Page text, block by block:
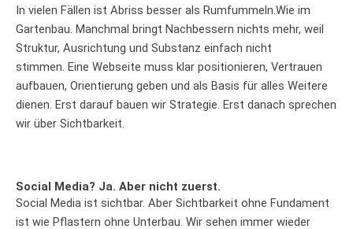
In vielen Fällen ist Abriss besser als Rumfummeln.Wie im
Gartenbau. Manchmal bringt Nachbessern nichts mehr, weil
Struktur, Ausrichtung und Substanz einfach nicht
stimmen. Eine Webseite muss klar positionieren, Vertrauen
aufbauen, Orientierung geben und als Basis für alles Weitere
dienen. Erst darauf bauen wir Strategie. Erst danach sprechen
wir über Sichtbarkeit.
Social Media? Ja. Aber nicht zuerst.
Social Media ist sichtbar. Aber Sichtbarkeit ohne Fundament
ist wie Pflastern ohne Unterbau. Wir sehen immer wieder